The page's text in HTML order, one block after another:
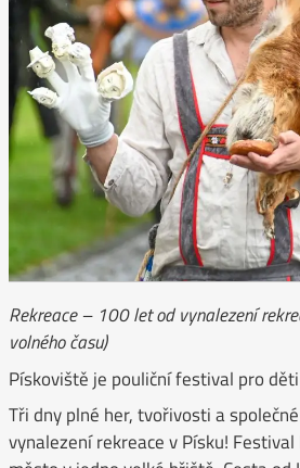
Rekreace – 100 let od vynalezení
volného času)
Pískoviště je pouliční festival pro
Tři dny plné her, tvořivosti a
vynalezení rekreace v Písku!